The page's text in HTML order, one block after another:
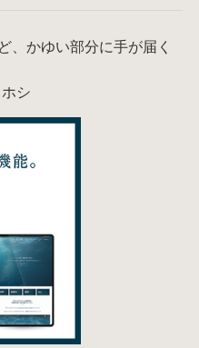
、かゆい部分に手が届く
シ